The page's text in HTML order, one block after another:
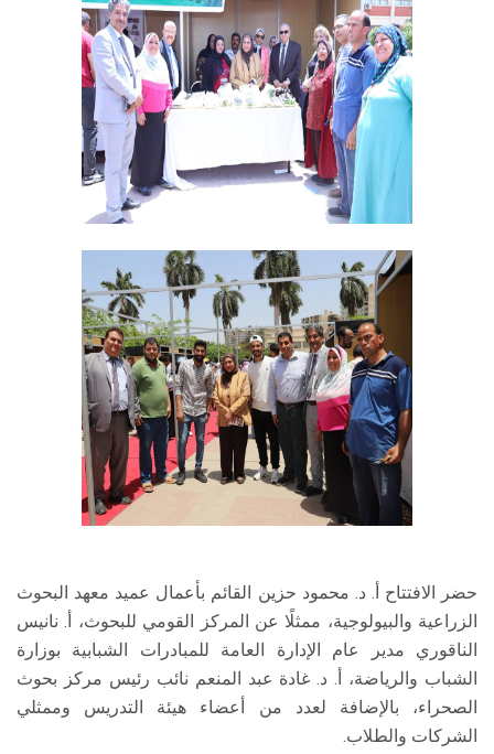
حضر الافتتاح أ. د. محمود حزين القائم بأعمال عميد معهد البحوث
الزراعية والبيولوجية، ممثلًا عن المركز القومي للبحوث، أ. نانيس
الناقوري مدير عام الإدارة العامة للمبادرات الشبابية بوزارة
الشباب والرياضة، أ. د. غادة عبد المنعم نائب رئيس مركز بحوث
الصحراء، بالإضافة لعدد من أعضاء هيئة التدريس وممثلي
الشركات والطلاب.